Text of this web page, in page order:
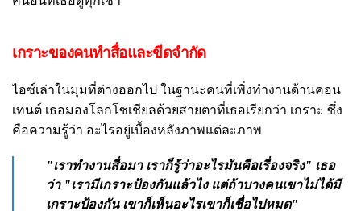
เกราะของคนทำสื่อและขีดจำกัด
ไอซ์เล่าในมุมที่ต่างออกไป ในฐานะคนที่เพิ่งทำงานด้านคอน
เทนต์ เธอมองโลกโซเชียลด้วยสายตาที่เธอเรียกว่า เกราะ ซึ่ง
คือความรู้ว่า อะไรอยู่เบื้องหลังภาพแต่ละภาพ
"เราทำงานสื่อมา เราก็รู้ว่าอะไรมันคือเรื่องจริง" เธอ
ว่า "เรามีเกราะป้องกันแล้วไง แต่ถ้าบางคนเขาไม่ได้มี
เกราะป้องกัน เขาก็เห็นอะไรเขาก็เชื่อไปหมด"